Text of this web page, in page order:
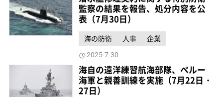
監察の結果を報告、処分内容を公
表（7月30日）
海の防衛 人事 企業
2025-7-30
海自の遠洋練習航海部隊、ペルー
海軍と親善訓練を実施（7月22日・
27日）